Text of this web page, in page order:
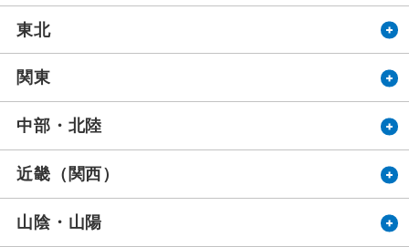
設定する
設定する
設定する
設定する
設定する
設定する
設定する
東北
関東
中部・北陸
近畿（関西）
山陰・山陽